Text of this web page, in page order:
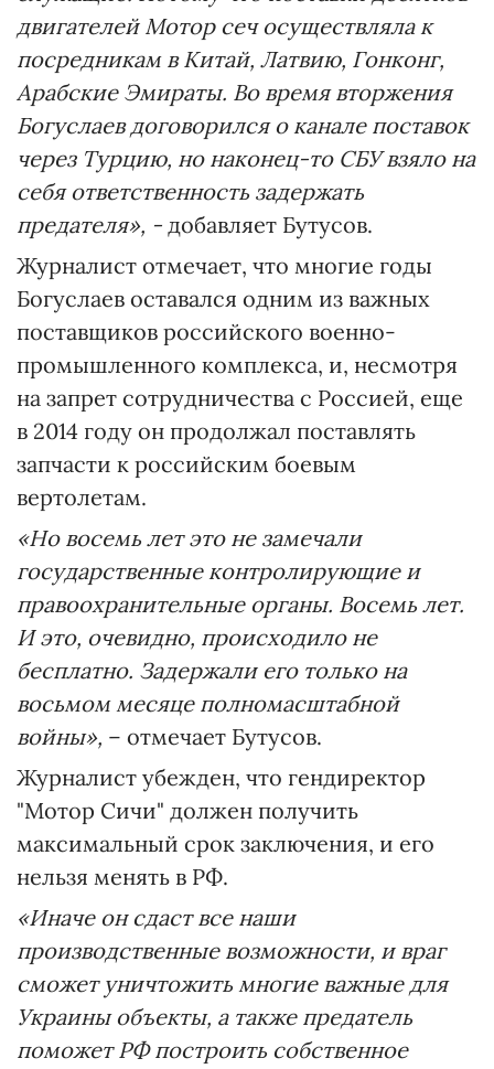
двигателей Мотор сеч осуществляла к
посредникам в Китай, Латвию, Гонконг,
Арабские Эмираты. Во время вторжения
Богуслаев договорился о канале поставок
через Турцию, но наконец-то СБУ взяло на
себя ответственность задержать
предателя», - добавляет Бутусов.
Журналист отмечает, что многие годы
Богуслаев оставался одним из важных
поставщиков российского военно-
промышленного комплекса, и, несмотря
на запрет сотрудничества с Россией, еще
в 2014 году он продолжал поставлять
запчасти к российским боевым
вертолетам.
«Но восемь лет это не замечали
государственные контролирующие и
правоохранительные органы. Восемь лет.
И это, очевидно, происходило не
бесплатно. Задержали его только на
восьмом месяце полномасштабной
войны», – отмечает Бутусов.
Журналист убежден, что гендиректор
"Мотор Сичи" должен получить
максимальный срок заключения, и его
нельзя менять в РФ.
«Иначе он сдаст все наши
производственные возможности, и враг
сможет уничтожить многие важные для
Украины объекты, а также предатель
поможет РФ построить собственное